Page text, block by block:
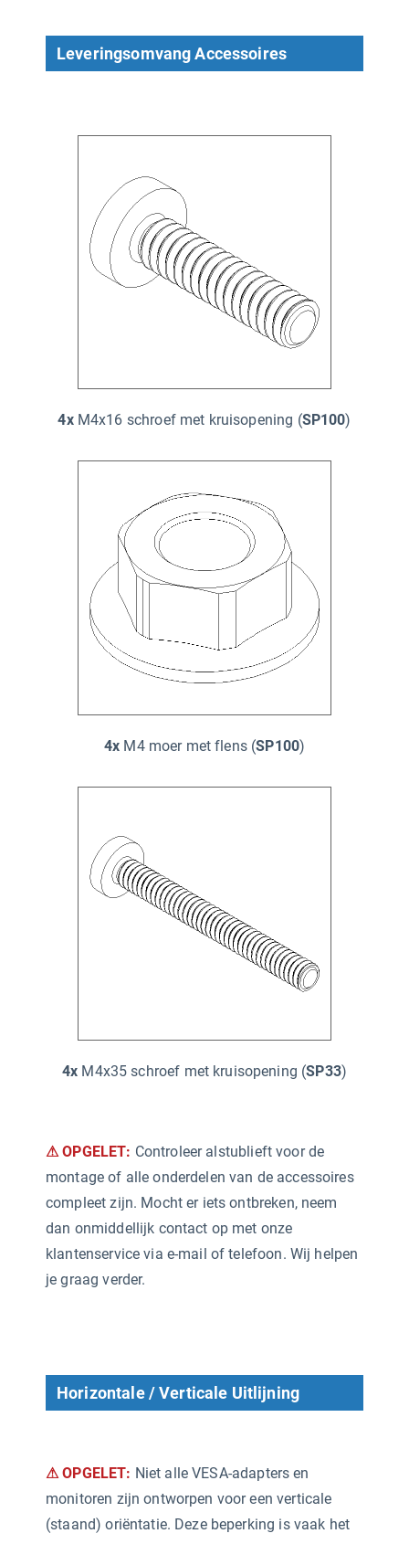
Leveringsomvang Accessoires
4xM4x16 schroef met kruisopening (SP100)
4x M4 moer met flens (SP100)
4x M4x35 schroef met kruisopening (SP33)
⚠ OPGELET: Controleer alstublieft voor de
montage of alle onderdelen van de accessoires
compleet zijn. Mocht er iets ontbreken, neem
dan onmiddellijk contact op met onze
klantenservice via e-mail of telefoon. Wij helpen
je graag verder.
Horizontale / Verticale Uitlijning
⚠ OPGELET: Niet alle VESA-adapters en
monitoren zijn ontworpen voor een verticale
(staand) oriëntatie. Deze beperking is vaak het